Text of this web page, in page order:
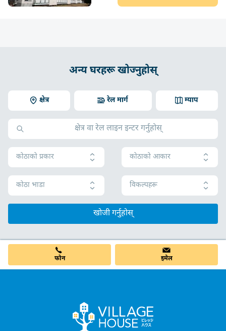
अन्य घरहरू खोज्नुहोस्
क्षेत्र म्याप
रेल मार्ग
कोठाको प्रकार कोठाको आकार
कोठा भाडा विकल्पहरू
खोजी गर्नुहोस्
फोन इमेल